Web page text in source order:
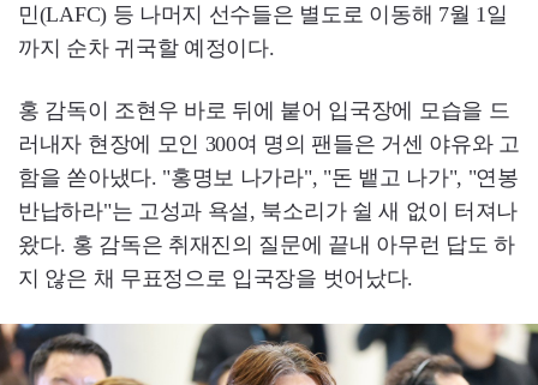
민(LAFC) 등 나머지 선수들은 별도로 이동해 7월 1일
까지 순차 귀국할 예정이다.
홍 감독이 조현우 바로 뒤에 붙어 입국장에 모습을 드
러내자 현장에 모인 300여 명의 팬들은 거센 야유와 고
함을 쏟아냈다. "홍명보 나가라", "돈 뱉고 나가", "연봉
반납하라"는 고성과 욕설, 북소리가 쉴 새 없이 터져나
왔다. 홍 감독은 취재진의 질문에 끝내 아무런 답도 하
지 않은 채 무표정으로 입국장을 벗어났다.